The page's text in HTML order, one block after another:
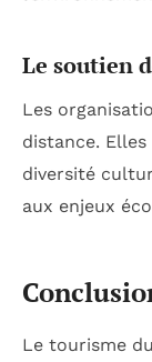
Le soutien
Les
distance.
diversité
aux enjeux
Le tourisme